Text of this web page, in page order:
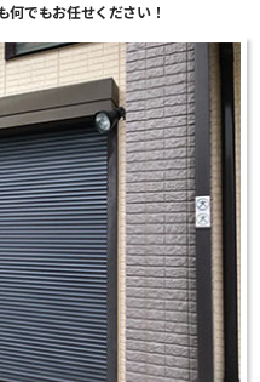
何でもお任せください！